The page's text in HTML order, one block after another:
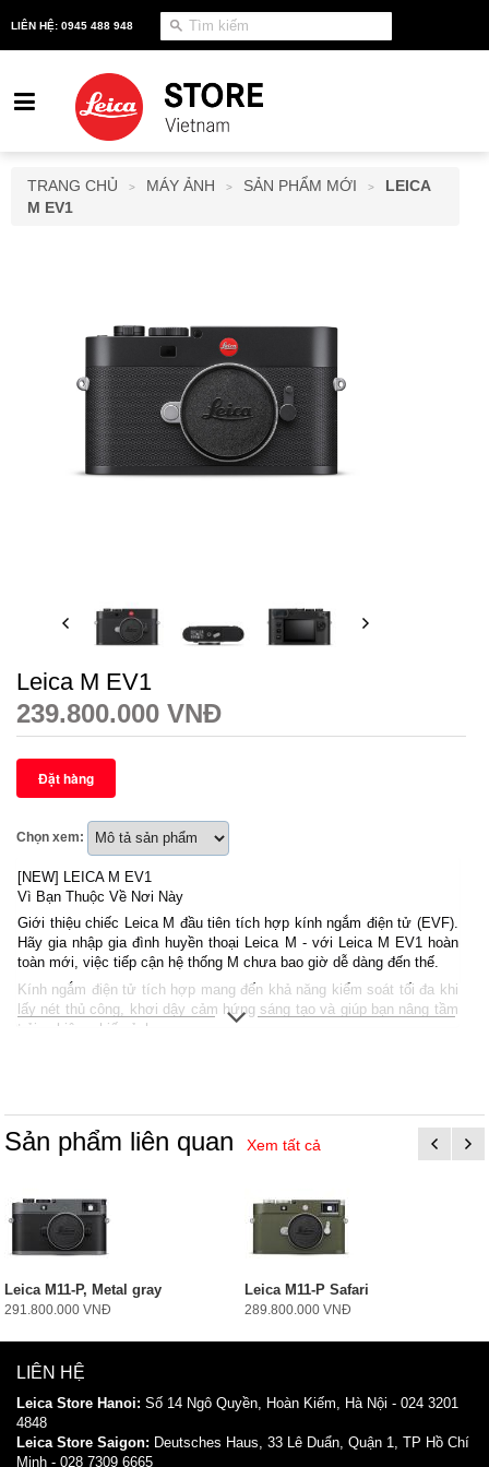
LIÊN HỆ: 0945 488 948
TRANG CHỦ > MÁY ẢNH > SẢN PHẨM MỚI >
LEICA
M EV1
Leica M EV1
239.800.000 VNĐ
Chọn xem:
[NEW] LEICA M EV1
Vì Bạn Thuộc Về Nơi Này
Giới thiệu chiếc Leica M đầu tiên tích hợp kính ngắm điện tử (EVF).
Hãy gia nhập gia đình huyền thoại Leica M - với Leica M EV1 hoàn
toàn mới, việc tiếp cận hệ thống M chưa bao giờ dễ dàng đến thế.
Kính ngắm điện tử tích hợp mang đến khả năng kiểm soát tối đa khi
lấy nét thủ công, khơi dậy cảm hứng sáng tạo và giúp bạn nâng tầm
trải nghiệm nhiếp ảnh.
Sản phẩm liên quan Xem tất cả
Leica M11-P, Metal gray
291.800.000 VNĐ
Leica M11-P Safari
289.800.000 VNĐ
LIÊN HỆ
Leica Store Hanoi: Số 14 Ngô Quyền, Hoàn Kiếm, Hà Nội - 024 3201
4848
Leica Store Saigon: Deutsches Haus, 33 Lê Duẩn, Quận 1, TP Hồ Chí
Minh - 028 7309 6665